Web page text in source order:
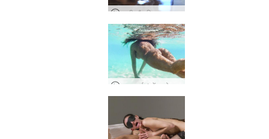
साली और क्विन द्वारा मैस्टर्बेटिंग